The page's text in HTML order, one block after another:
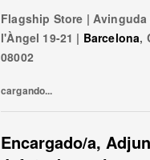
primeras marcas, calidad,
a precios exce
Flagship Store | Avinguda
l'Àngel 19-21 | Barcelona,
08002
cargando...
Encargado/a,